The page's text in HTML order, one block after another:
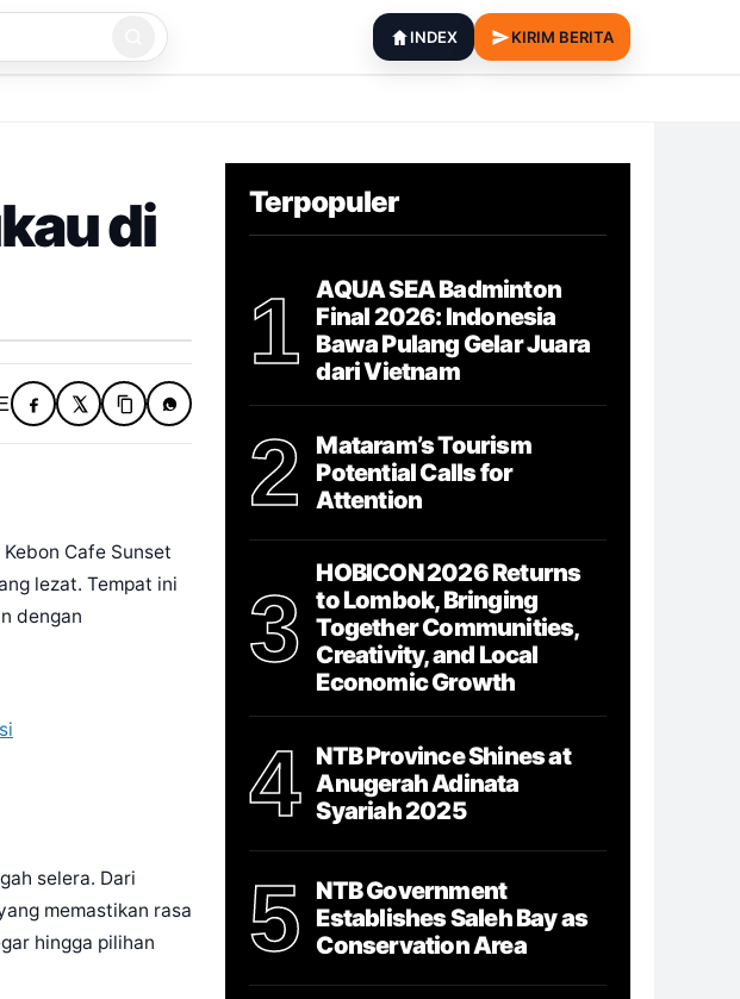
INDEX KIRIM BERITA
di
Cafe Sunset
lezat. Tempat ini
dengan
selera. Dari
memastikan rasa
hingga pilihan
Terpopuler
1
AQUA SEA Badminton
Final 2026: Indonesia
Bawa Pulang Gelar Juara
dari Vietnam
2
Mataram’s Tourism
Potential Calls for
Attention
3
HOBICON 2026 Returns
to Lombok, Bringing
Together Communities,
Creativity, and Local
Economic Growth
4
NTB Province Shines at
Anugerah Adinata
Syariah 2025
5
NTB Government
Establishes Saleh Bay as
Conservation Area